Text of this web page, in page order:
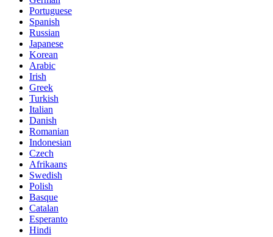
Portuguese
Spanish
Russian
Japanese
Korean
Arabic
Irish
Greek
Turkish
Italian
Danish
Romanian
Indonesian
Czech
Afrikaans
Swedish
Polish
Basque
Catalan
Esperanto
Hindi